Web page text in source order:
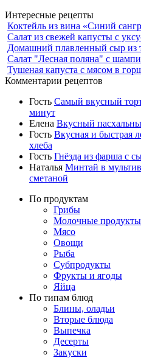
Интересные рецепты
Коктейль из вина «Синий
Салат из свежей капусты с
Домашний плавленный сыр из
Салат "Лесная поляна" с
Тушеная капуста с мясом в
Комментарии рецептов
Гость Самый вкусный
минут
Елена Вкусный
Гость Вкусная и быстрая
хлеба
Гость Гнёзда из фарша с
Наталья Минтай в
сметаной
По продуктам
Грибы
Молочные продукты
Мясо
Овощи
Рыба
Субпродукты
Фрукты и ягоды
Яйца
По типам блюд
Блины, оладьи
Вторые блюда
Выпечка
Десерты
Закуски